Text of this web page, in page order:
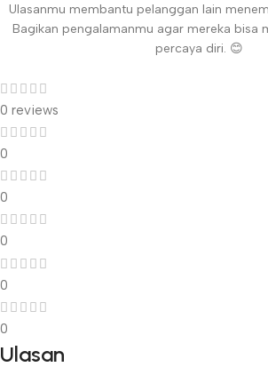
Ulasanmu membantu pelanggan lain
Bagikan pengalamanmu agar mereka bisa
percaya diri. 😊
0 reviews
0
0
0
0
0
Ulasan